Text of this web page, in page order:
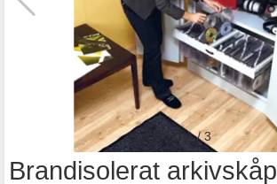
Brandisolerat arkivskåp
1/3